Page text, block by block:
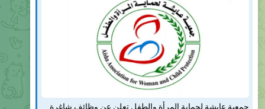
جمعية عايشة لحماية المرأة والطفل تعلن عن وظائف شاغرة
257 20:42